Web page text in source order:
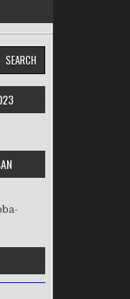
(MPLS) TP. 2018/